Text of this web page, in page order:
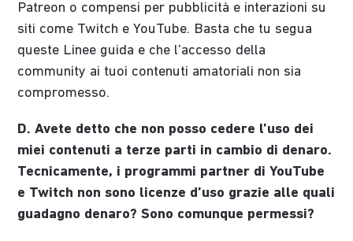
Patreon o compensi per pubblicità e interazioni su
siti come Twitch e YouTube. Basta che tu segua
queste Linee guida e che l’accesso della
community ai tuoi contenuti amatoriali non sia
compromesso.
D. Avete detto che non posso cedere l’uso dei
miei contenuti a terze parti in cambio di denaro.
Tecnicamente, i programmi partner di YouTube
e Twitch non sono licenze d’uso grazie alle quali
guadagno denaro? Sono comunque permessi?